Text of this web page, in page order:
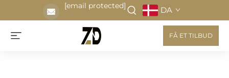
[email protected] DA
FÅ ET TILBUD